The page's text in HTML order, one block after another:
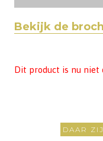
Bekijk de
Dit product is nu niet
DAAR